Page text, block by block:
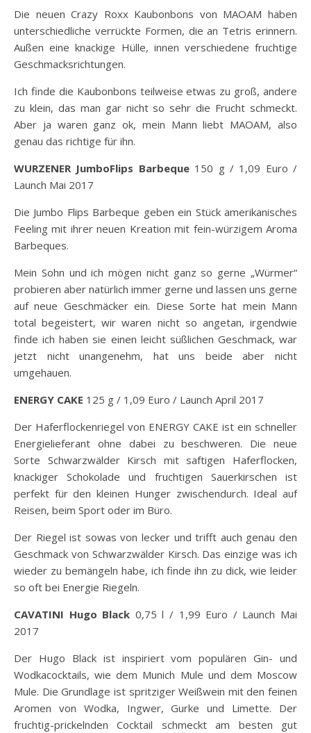
Die neuen Crazy Roxx Kaubonbons von MAOAM haben
unterschiedliche verrückte Formen, die an Tetris erinnern.
Außen eine knackige Hülle, innen verschiedene fruchtige
Geschmacksrichtungen.
Ich finde die Kaubonbons teilweise etwas zu groß, andere
zu klein, das man gar nicht so sehr die Frucht schmeckt.
Aber ja waren ganz ok, mein Mann liebt MAOAM, also
genau das richtige für ihn.
WURZENER JumboFlips Barbeque150 g / 1,09 Euro /
Launch Mai 2017
Die Jumbo Flips Barbeque geben ein Stück amerikanisches
Feeling mit ihrer neuen Kreation mit fein-würzigem Aroma
Barbeques.
Mein Sohn und ich mögen nicht ganz so gerne „Würmer“
probieren aber natürlich immer gerne und lassen uns gerne
auf neue Geschmäcker ein. Diese Sorte hat mein Mann
total begeistert, wir waren nicht so angetan, irgendwie
finde ich haben sie einen leicht süßlichen Geschmack, war
jetzt nicht unangenehm, hat uns beide aber nicht
umgehauen.
ENERGY CAKE 125 g / 1,09 Euro / Launch April 2017
Der Haferflockenriegel von ENERGY CAKE ist ein schneller
Energielieferant ohne dabei zu beschweren. Die neue
Sorte Schwarzwälder Kirsch mit saftigen Haferflocken,
knackiger Schokolade und fruchtigen Sauerkirschen ist
perfekt für den kleinen Hunger zwischendurch. Ideal auf
Reisen, beim Sport oder im Büro.
Der Riegel ist sowas von lecker und trifft auch genau den
Geschmack von Schwarzwälder Kirsch. Das einzige was ich
wieder zu bemängeln habe, ich finde ihn zu dick, wie leider
so oft bei Energie Riegeln.
CAVATINI Hugo Black 0,75 l / 1,99 Euro / Launch Mai
2017
Der Hugo Black ist inspiriert vom populären Gin- und
Wodkacocktails, wie dem Munich Mule und dem Moscow
Mule. Die Grundlage ist spritziger Weißwein mit den feinen
Aromen von Wodka, Ingwer, Gurke und Limette. Der
fruchtig-prickelnden Cocktail schmeckt am besten gut